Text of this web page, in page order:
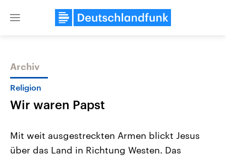
Close
Themen
Archiv
Religion
Wir waren Papst
Mit weit ausgestreckten Armen blickt Jesus
über das Land in Richtung Westen. Das